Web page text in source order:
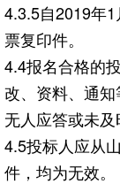
4.3.5自2019年
票复印件。
4.4报名合格的
改、资料、通
无人应答或未
4.5投标人应从
件，均为无效。